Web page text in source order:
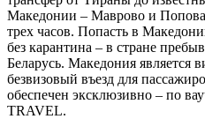
Македонии – Маврово и Попова
трех часов. Попасть в
без карантина – в стране
Беларусь. Македония является
безвизовый въезд для
обеспечен эксклюзивно – по
TRAVEL.